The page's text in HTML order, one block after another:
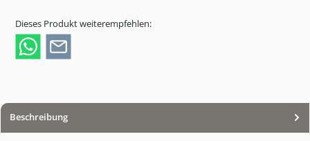
Dieses Produkt weiterempfehlen:
Beschreibung